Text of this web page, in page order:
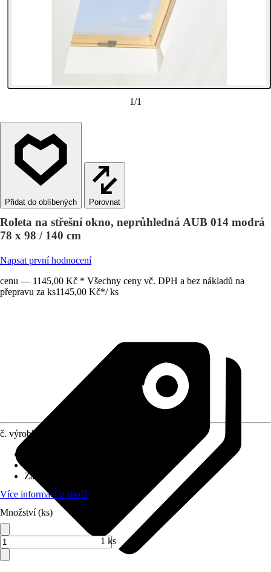
1/1
Porovnat
Roleta na střešní okno, neprůhledná AUB 014 modrá
78 x 98 / 140 cm
Napsat první hodnocení
cenu — 1145,00 Kč * Všechny ceny vč. DPH a bez nákladů na
přepravu za ks1145,00 Kč*/ ks
č. výrobku
Základní barva
Více informací o zboží
Množství (ks)
1 ks